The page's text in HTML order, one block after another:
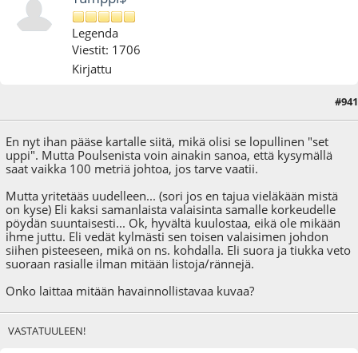
Legenda
Viestit: 1706
Kirjattu
#941
En nyt ihan pääse kartalle siitä, mikä olisi se lopullinen "set
uppi". Mutta Poulsenista voin ainakin sanoa, että kysymällä
saat vaikka 100 metriä johtoa, jos tarve vaatii.
Mutta yritetääs uudelleen... (sori jos en tajua vieläkään mistä
on kyse) Eli kaksi samanlaista valaisinta samalle korkeudelle
pöydän suuntaisesti... Ok, hyvältä kuulostaa, eikä ole mikään
ihme juttu. Eli vedät kylmästi sen toisen valaisimen johdon
siihen pisteeseen, mikä on ns. kohdalla. Eli suora ja tiukka veto
suoraan rasialle ilman mitään listoja/rännejä.
Onko laittaa mitään havainnollistavaa kuvaa?
VASTATUULEEN!